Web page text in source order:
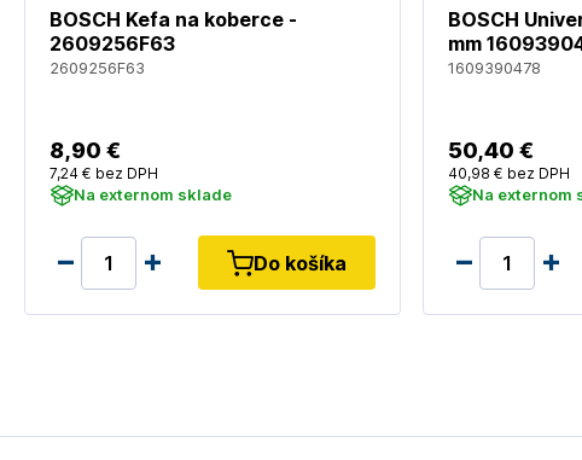
BOSCH Kefa na koberce -
2609256F63
2609256F63
8,90 €
7,24 € bez DPH
Na externom sklade
Do košíka
BOSCH
mm
1609390478
50,40 €
40,98 € bez DPH
Na externom